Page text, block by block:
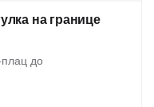
на границе
до